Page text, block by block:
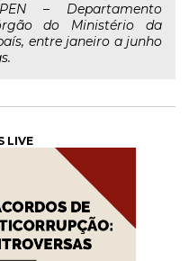
– Departamento
do Ministério da
entre janeiro a junho
LIVE